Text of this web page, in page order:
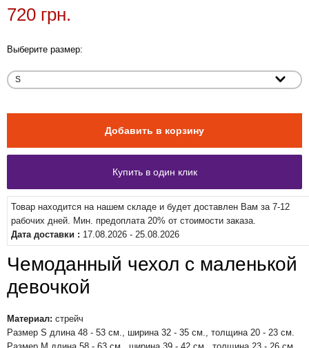
720 грн.
Выберите размер:
Товар находится на нашем складе и будет доставлен Вам за 7-12
рабочих дней. Мин. предоплата 20% от стоимости заказа.
Дата доставки : 17.08.2026 - 25.08.2026
Чемоданный чехол с маленькой
девочкой
Материал: стрейч
Размер S длина 48 - 53 см., ширина 32 - 35 см., толщина 20 - 23 см.